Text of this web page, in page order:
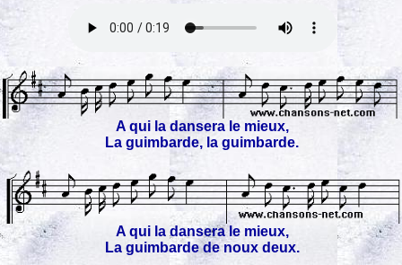
A qui la dansera le mieux,
La guimbarde, la guimbarde.
A qui la dansera le mieux,
La guimbarde de noux deux.